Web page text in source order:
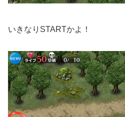
いきなりSTARTかよ！